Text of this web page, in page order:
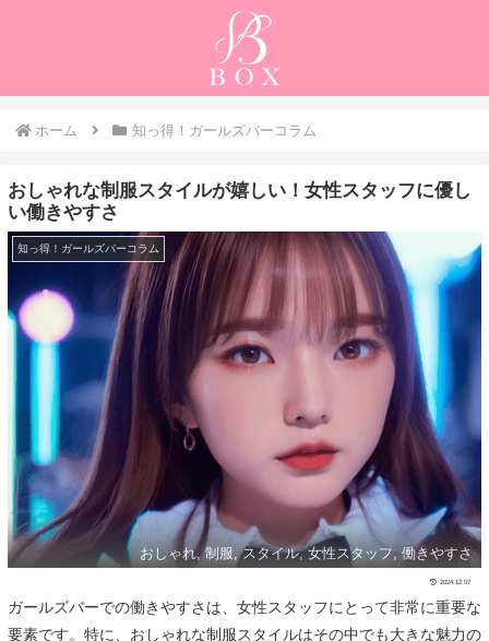
ホーム 知っ得！ガールズバーコラム
おしゃれな制服スタイルが嬉しい！女性スタッフに優し
い働きやすさ
知っ得！ガールズバーコラム
おしゃれ, 制服, スタイル, 女性スタッフ, 働きやすさ
2024.12.07
ガールズバーでの働きやすさは、女性スタッフにとって非常に重要な
要素です。特に、おしゃれな制服スタイルはその中でも大きな魅力の